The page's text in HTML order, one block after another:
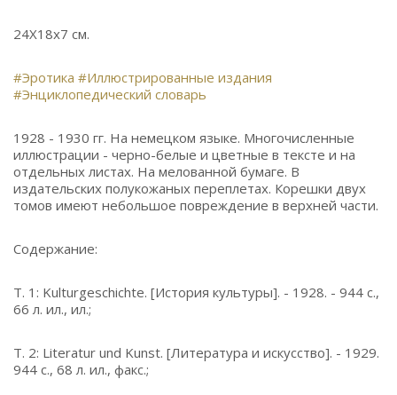
24Х18х7 см.
#Эротика #Иллюстрированные издания
#Энциклопедический словарь
1928 - 1930 гг. На немецком языке. Многочисленные
иллюстрации - черно-белые и цветные в тексте и на
отдельных листах. На мелованной бумаге. В
издательских полукожаных переплетах. Корешки двух
томов имеют небольшое повреждение в верхней части.
Содержание:
Т. 1: Kulturgeschichte. [История культуры]. - 1928. - 944 с.,
66 л. ил., ил.;
Т. 2: Literatur und Kunst. [Литература и искусство]. - 1929.
944 с., 68 л. ил., факс.;